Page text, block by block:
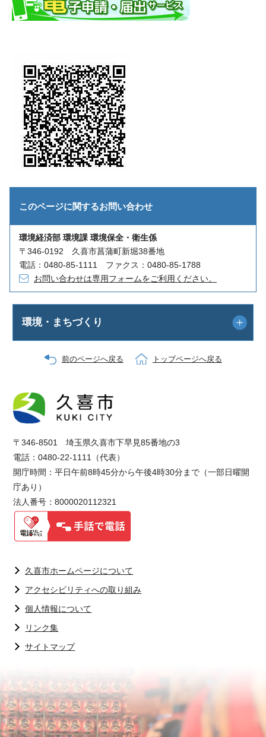
このページに関するお問い合わせ
環境経済部 環境課 環境保全・衛生係
〒346-0192 久喜市菖蒲町新堀38番地
電話：0480-85-1111 ファクス：0480-85-1788
お問い合わせは専用フォームをご利用ください。
環境・まちづくり
前のページへ戻る トップページへ戻る
〒346-8501 埼玉県久喜市下早見85番地の3
電話：0480-22-1111（代表）
開庁時間：平日午前8時45分から午後4時30分まで（一部日曜開
庁あり）
法人番号：8000020112321
久喜市ホームページについて
アクセシビリティへの取り組み
個人情報について
リンク集
サイトマップ